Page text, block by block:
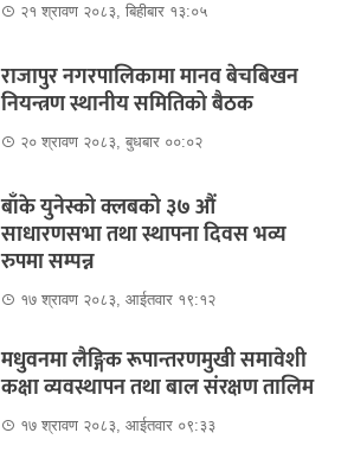
२१ श्रावण २०८३, बिहीबार १३:०५
राजापुर नगरपालिकामा मानव बेचबिखन
नियन्त्रण स्थानीय समितिको बैठक
२० श्रावण २०८३, बुधबार ००:०२
बाँके युनेस्को क्लबको ३७ औं
साधारणसभा तथा स्थापना दिवस भव्य
रुपमा सम्पन्न
१७ श्रावण २०८३, आईतवार १९:१२
मधुवनमा लैङ्गिक रूपान्तरणमुखी समावेशी
कक्षा व्यवस्थापन तथा बाल संरक्षण तालिम
१७ श्रावण २०८३, आईतवार ०९:३३